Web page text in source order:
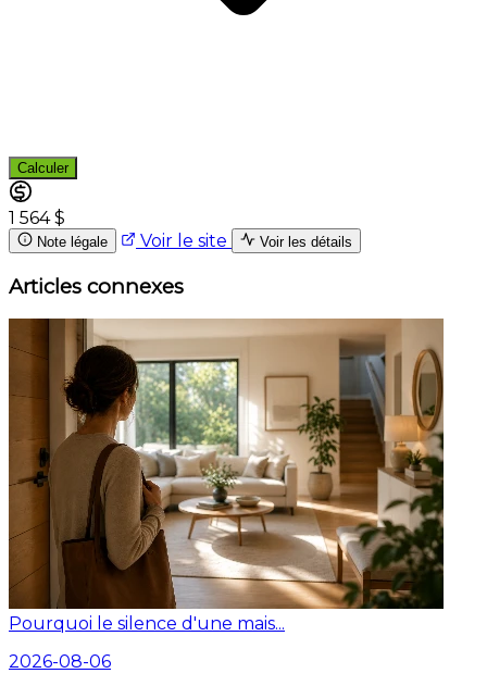
Calculer
1 564 $
Note légale Voir le site Voir les détails
Articles connexes
Pourquoi le silence d'une mais...
2026-08-06